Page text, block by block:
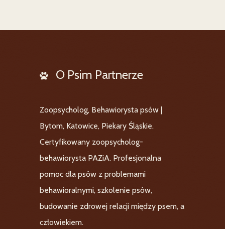
O Psim Partnerze
Zoopsycholog, Behawiorysta psów |
Bytom, Katowice, Piekary Śląskie.
Certyfikowany zoopsycholog-
behawiorysta PAZiA. Profesjonalna
pomoc dla psów z problemami
behawioralnymi, szkolenie psów,
budowanie zdrowej relacji między psem, a
człowiekiem.